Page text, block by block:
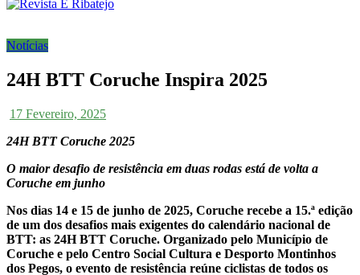
Notícias
24H BTT Coruche Inspira 2025
17 Fevereiro, 2025
24H BTT Coruche 2025
O maior desafio de resistência em duas rodas está de volta a
Coruche em junho
Nos dias 14 e 15 de junho de 2025, Coruche recebe a 15.ª edição
de um dos desafios mais exigentes do calendário nacional de
BTT: as 24H BTT Coruche. Organizado pelo Município de
Coruche e pelo Centro Social Cultura e Desporto Montinhos
dos Pegos, o evento de resistência reúne ciclistas de todos os